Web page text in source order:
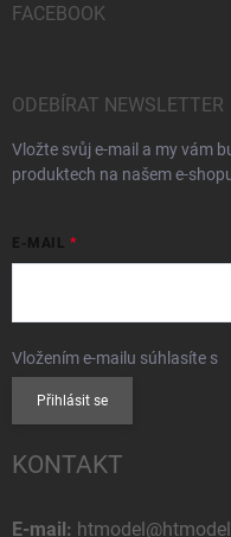
FACEBOOK
ODEBÍRAT NEWSLETTER
Vložte svůj e-mail a my vám
produktech na našem e-
E-MAIL
Vložením e-mailu súhlasíte s
Přihlásit se
KONTAKT
E-mail: